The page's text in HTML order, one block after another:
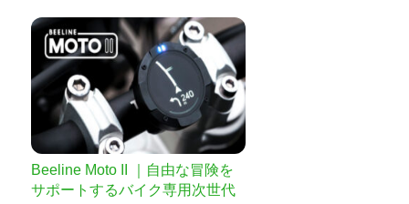
Beeline Moto II ｜自由な冒険を
サポートするバイク専用次世代